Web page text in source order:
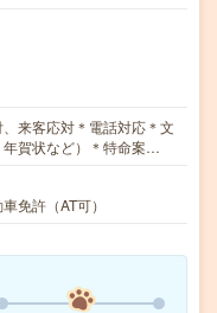
来客応対＊電話対応＊文
賀状など）＊特命案…
免許（AT可）